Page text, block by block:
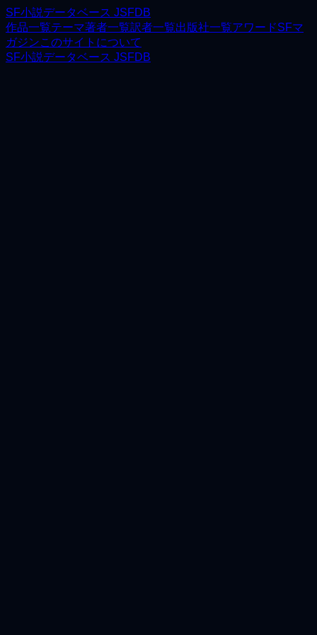
SF小説データベース JSFDB
作品一覧テーマ著者一覧訳者一覧出版社一覧アワードSFマ
ガジンこのサイトについて
SF小説データベース JSFDB